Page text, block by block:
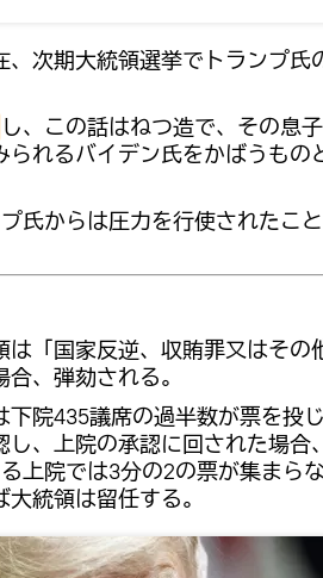
、次期大統領選挙でトランプ氏
し、この話はねつ造で、その息
れるバイデン氏をかばうもの
氏からは圧力を行使されたこ
は「国家反逆、収賄罪又はその
、弾劾される。
院435議席の過半数が票を投
し、上院の承認に回された場合
上院では3分の2の票が集まら
統領は留任する。